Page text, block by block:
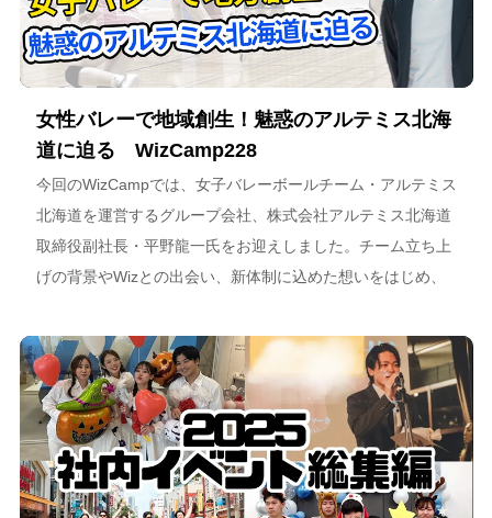
女性バレーで地域創生！魅惑のアルテミス北海
道に迫る WizCamp228
今回のWizCampでは、女子バレーボールチーム・アルテミス
北海道を運営するグループ会社、株式会社アルテミス北海道
取締役副社長・平野龍一氏をお迎えしました。チーム立ち上
げの背景やWizとの出会い、新体制に込めた想いをはじめ、
海道が描く今後のビジョンについて語っています。